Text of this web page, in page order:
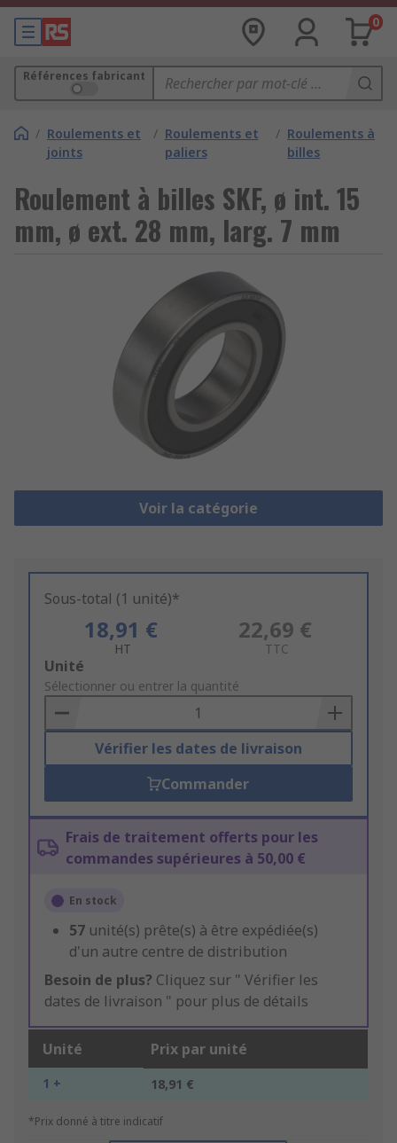
0
Références fabricant
/ Roulements et
joints
/ Roulements et
paliers
/ Roulements à
billes
Roulement à billes SKF, ø int. 15
mm, ø ext. 28 mm, larg. 7 mm
Voir la catégorie
Sous-total (1 unité)*
18,91 €
HT
22,69 €
TTC
Add
to
Basket
Unité
Sélectionner ou entrer la quantité
Vérifier les dates de livraison
Commander
Frais de traitement offerts pour les
commandes supérieures à 50,00 €
En stock
57 unité(s) prête(s) à être expédiée(s)
d'un autre centre de distribution
Besoin de plus? Cliquez sur " Vérifier les
dates de livraison " pour plus de détails
Unité Prix par unité
1 + 18,91 €
*Prix donné à titre indicatif